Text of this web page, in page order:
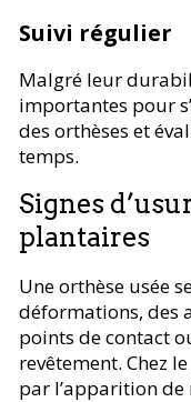
Suivi régulier
Malgré leur
importantes pour
des orthèses et
temps.
Signes
plantaires
Une orthèse usée
déformations, des
points de contact
revêtement. Chez
par l’apparition